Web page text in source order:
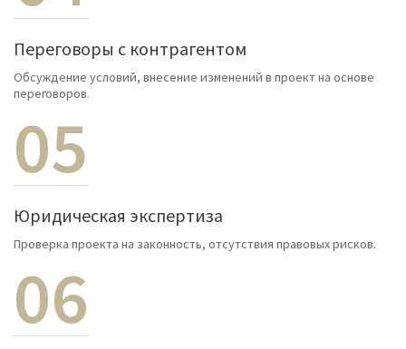
Переговоры с контрагентом
Обсуждение условий, внесение изменений в проект на основе
переговоров.
05
Юридическая экспертиза
Проверка проекта на законность, отсутствия правовых рисков.
06